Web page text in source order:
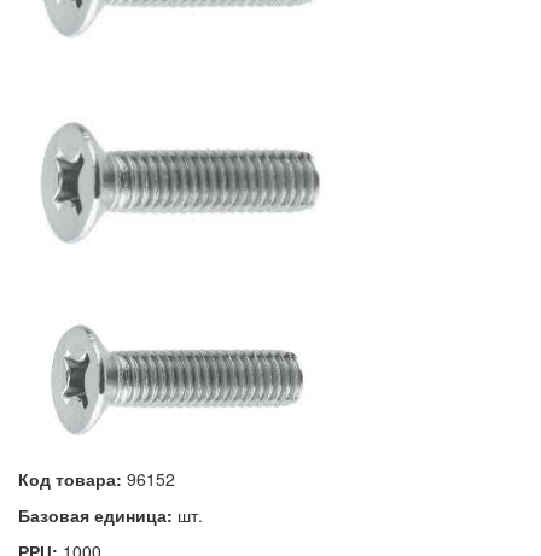
Код товара: 96152
Базовая единица: шт.